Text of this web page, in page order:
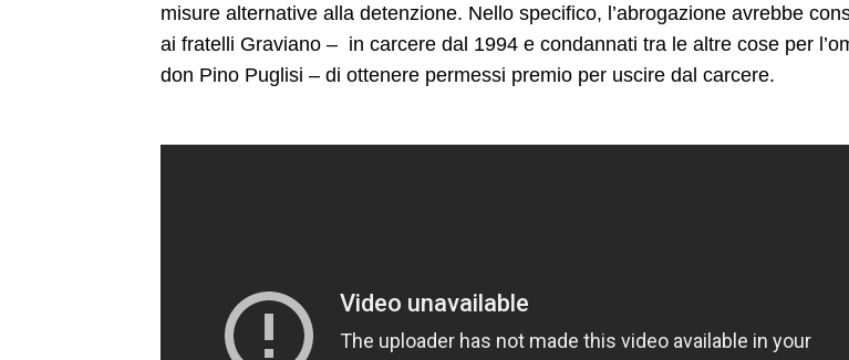
misure alternative alla detenzione. Nello specifico, l’abrogazione avrebbe
ai fratelli Graviano – in carcere dal 1994 e condannati tra le altre cose per
don Pino Puglisi – di ottenere permessi premio per uscire dal carcere.